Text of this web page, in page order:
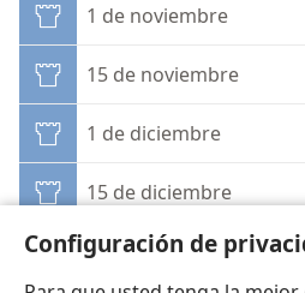
Configuración de
1 de noviembre
15 de noviembre
1 de diciembre
15 de diciembre